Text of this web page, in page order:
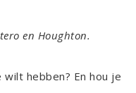
en Houghton.
hebben? En hou je